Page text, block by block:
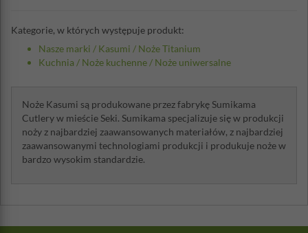
Kategorie, w których występuje produkt:
Nasze marki / Kasumi / Noże Titanium
Kuchnia / Noże kuchenne / Noże uniwersalne
Noże Kasumi są produkowane przez fabrykę Sumikama
Cutlery w mieście Seki. Sumikama specjalizuje się w produkcji
noży z najbardziej zaawansowanych materiałów, z najbardziej
zaawansowanymi technologiami produkcji i produkuje noże w
bardzo wysokim standardzie.